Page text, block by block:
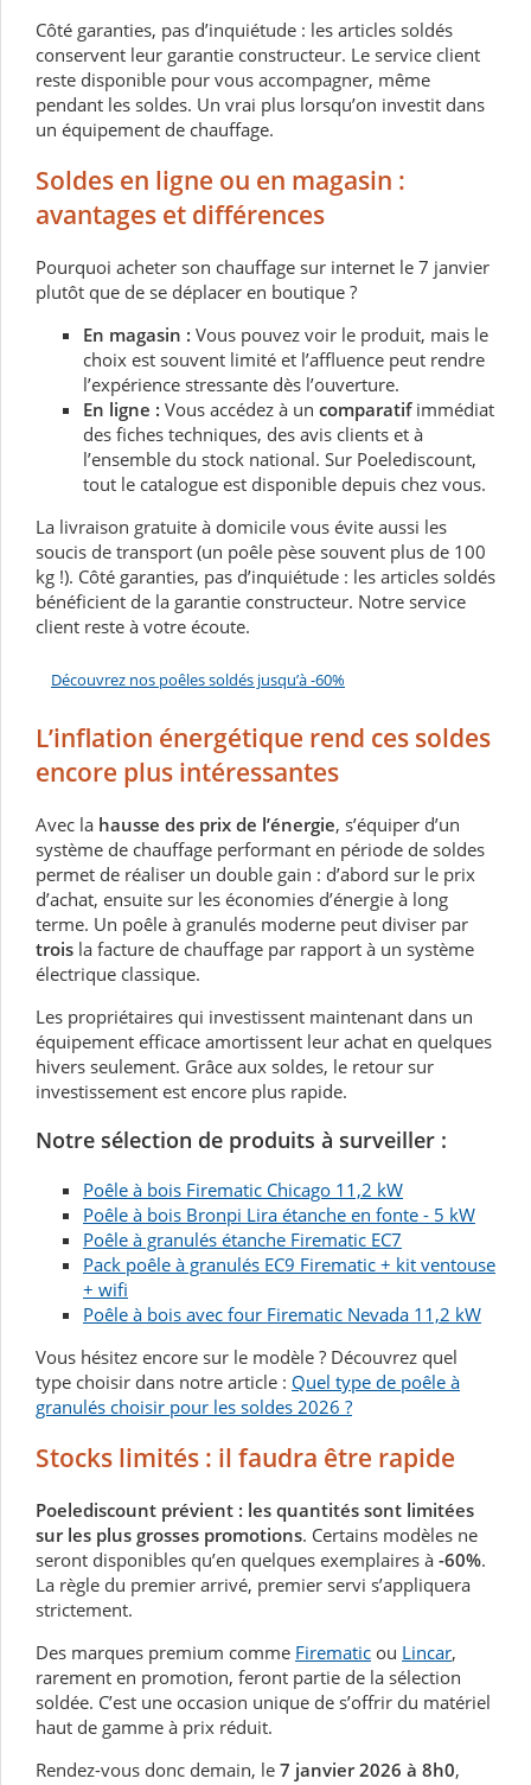
Côté garanties, pas d’inquiétude : les articles soldés
conservent leur garantie constructeur. Le service client
reste disponible pour vous accompagner, même
pendant les soldes. Un vrai plus lorsqu’on investit dans
un équipement de chauffage.
Soldes en ligne ou en magasin :
avantages et différences
Pourquoi acheter son chauffage sur internet le 7 janvier
plutôt que de se déplacer en boutique ?
En magasin : Vous pouvez voir le produit, mais le
choix est souvent limité et l’affluence peut rendre
l’expérience stressante dès l’ouverture.
En ligne : Vous accédez à un comparatifimmédiat
des fiches techniques, des avis clients et à
l’ensemble du stock national. Sur Poelediscount,
tout le catalogue est disponible depuis chez vous.
La livraison gratuite à domicile vous évite aussi les
soucis de transport (un poêle pèse souvent plus de 100
kg !). Côté garanties, pas d’inquiétude : les articles soldés
bénéficient de la garantie constructeur. Notre service
client reste à votre écoute.
Découvrez nos poêles soldés jusqu’à -60%
L’inflation énergétique rend ces soldes
encore plus intéressantes
Avec la hausse des prix de l’énergie, s’équiper d’un
système de chauffage performant en période de soldes
permet de réaliser un double gain : d’abord sur le prix
d’achat, ensuite sur les économies d’énergie à long
terme. Un poêle à granulés moderne peut diviser par
trois la facture de chauffage par rapport à un système
électrique classique.
Les propriétaires qui investissent maintenant dans un
équipement efficace amortissent leur achat en quelques
hivers seulement. Grâce aux soldes, le retour sur
investissement est encore plus rapide.
Notre sélection de produits à surveiller :
Poêle à bois Firematic Chicago 11,2 kW
Poêle à bois Bronpi Lira étanche en fonte - 5 kW
Poêle à granulés étanche Firematic EC7
Pack poêle à granulés EC9 Firematic + kit ventouse
+ wifi
Poêle à bois avec four Firematic Nevada 11,2 kW
Vous hésitez encore sur le modèle ? Découvrez quel
type choisir dans notre article : Quel type de poêle à
granulés choisir pour les soldes 2026 ?
Stocks limités : il faudra être rapide
Poelediscount prévient : les quantités sont limitées
sur les plus grosses promotions. Certains modèles ne
seront disponibles qu’en quelques exemplaires à -60%.
La règle du premier arrivé, premier servi s’appliquera
strictement.
Des marques premium comme Firematic ou Lincar,
rarement en promotion, feront partie de la sélection
soldée. C’est une occasion unique de s’offrir du matériel
haut de gamme à prix réduit.
Rendez-vous donc demain, le 7 janvier 2026 à 8h0,